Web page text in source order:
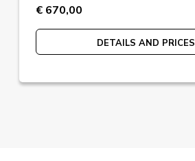
€ 670,00
DETAILS AND PRICES